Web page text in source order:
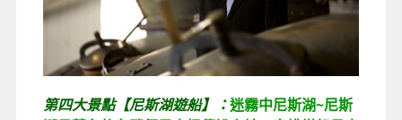
第四大景點【尼斯湖遊船】：迷霧中尼斯湖~尼斯